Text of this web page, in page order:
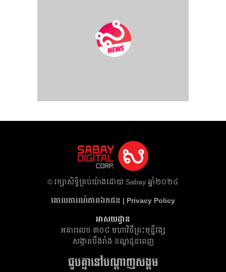
​© រក្សា​សិទ្ធិ​គ្រប់​យ៉ាង​ដោយ​ Sabay ឆ្នាំ​២០២៤
គោលការណ៍​ភាព​ឯកជន | Privacy Policy
អាសយដ្ឋាន
អគារ​លេខ ៣០៨ មហាវិថីព្រះមុន្នីវង្ស
សង្កាត់បឹងរាំង ខណ្ឌដូនពេញ
ជួបគ្នានៅបណ្តាញសង្គម